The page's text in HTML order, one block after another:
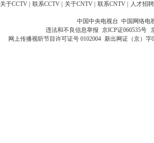
关于CCTV 联系CCTV 关于CNTV 联系CNTV 人才招聘
中国中央电视台 中国网络电
违法和不良信息举报 京ICP证060535号
网上传播视听节目许可证号 0102004 新出网证（京）